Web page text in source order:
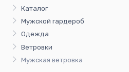
Каталог
Мужской гардероб
Одежда
Ветровки
Мужская ветровка